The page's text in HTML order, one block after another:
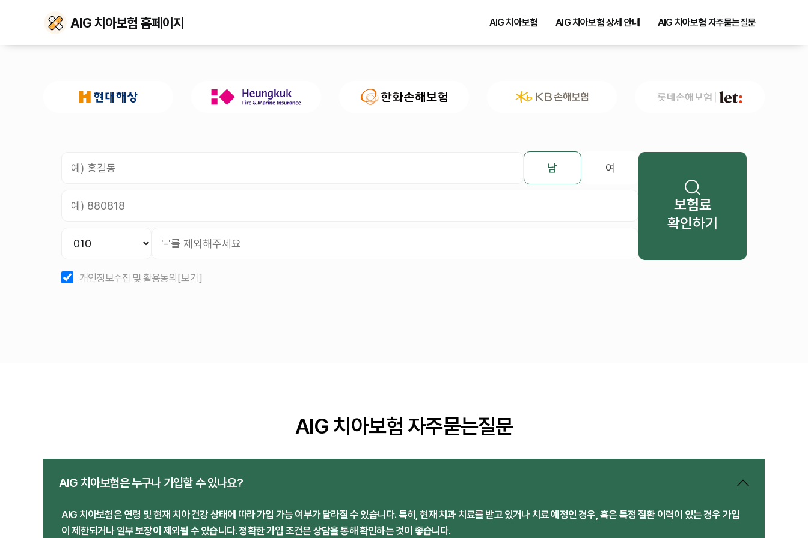
AIG 치아보험 홈페이지 AIG 치아보험 AIG 치아보험 상세 안내 AIG 치아보험 자주묻는질문
남 여
개인정보수집 및 활용동의 [보기]
보험료
확인하기
AIG 치아보험 자주묻는질문
AIG 치아보험은 누구나 가입할 수 있나요?
AIG 치아보험은 연령 및 현재 치아 건강 상태에 따라 가입 가능 여부가 달라질 수 있습니다. 특히, 현재 치과 치료를 받고 있거나 치료 예정인 경우, 혹은 특정 질환 이력이 있는 경우 가입
이 제한되거나 일부 보장이 제외될 수 있습니다. 정확한 가입 조건은 상담을 통해 확인하는 것이 좋습니다.